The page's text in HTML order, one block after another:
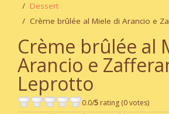
Dessert
Crème brûlée al Miele di Arancio e
Crème brûlée al
Arancio e
Leprotto
0.0/5 rating (0 votes)